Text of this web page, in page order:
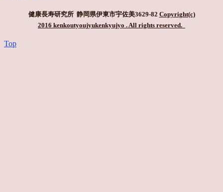
健康長寿研究所 静岡県伊東市宇佐美3629-82 Copyright(c)
2016 kenkoutyoujyukenkyujyo . All rights reserved.
Top